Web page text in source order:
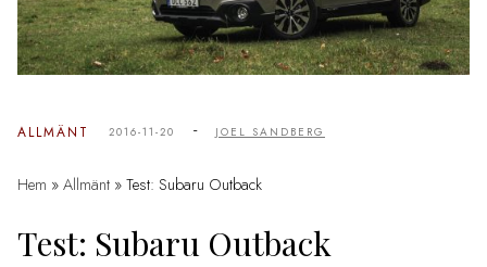
ALLMÄNT 2016-11-20 - JOEL SANDBERG
Hem » Allmänt » Test: Subaru Outback
Test: Subaru Outback